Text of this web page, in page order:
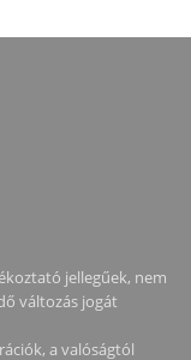
jellegűek, nem
változás jogát
a valóságtól